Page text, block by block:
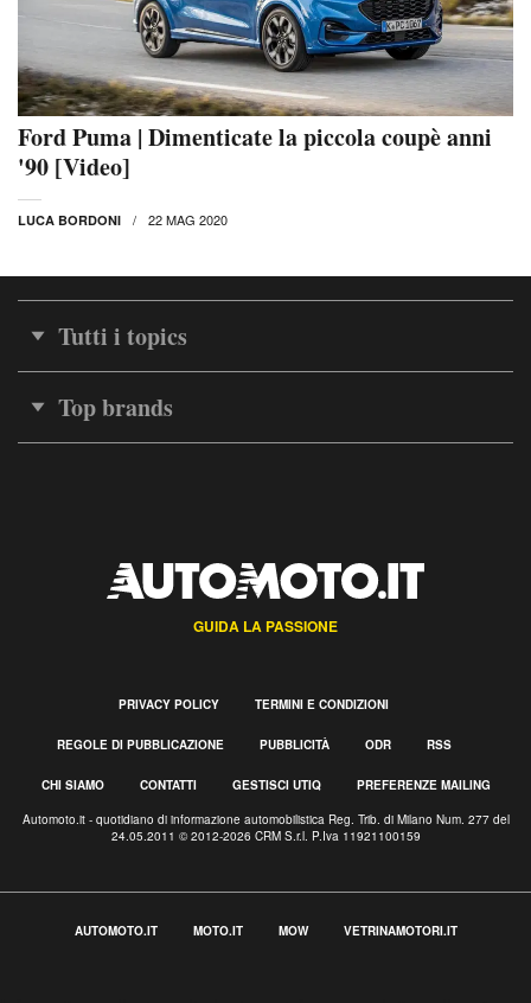
Ford Puma | Dimenticate la piccola coupè anni
'90 [Video]
LUCA BORDONI 22 MAG 2020
Tutti i topics
Top brands
GUIDA LA PASSIONE
PRIVACY POLICY TERMINI E CONDIZIONI
REGOLE DI PUBBLICAZIONE PUBBLICITÀ ODR RSS
CHI SIAMO CONTATTI GESTISCI UTIQ PREFERENZE MAILING
Automoto.it - quotidiano di informazione automobilistica Reg. Trib. di Milano Num. 277 del
24.05.2011 © 2012-2026 CRM S.r.l. P.Iva 11921100159
AUTOMOTO.IT MOTO.IT MOW VETRINAMOTORI.IT